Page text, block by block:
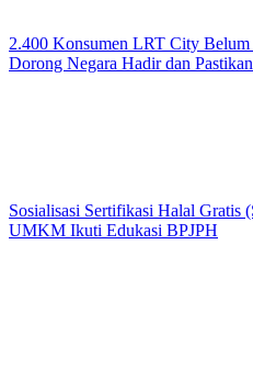
2.400 Konsumen LRT City
Dorong Negara Hadir dan
Sosialisasi Sertifikasi Halal Gratis
UMKM Ikuti Edukasi BPJPH